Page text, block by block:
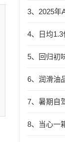
7、暑期自
8、当心一